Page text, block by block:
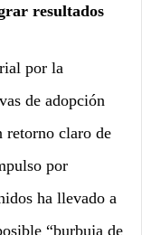
resultados
por la
de adopción
retorno claro de
por
ha llevado a
“burbuja de